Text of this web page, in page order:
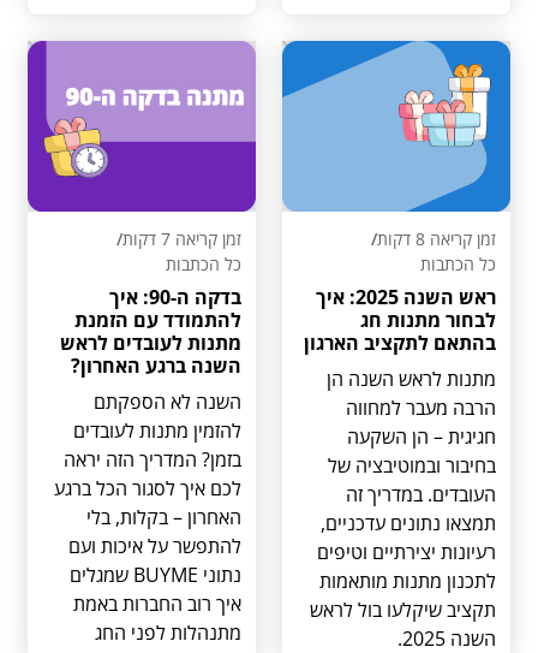
זמן קריאה 8 דקות
/
כל הכתבות
ראש השנה 2025: איך
לבחור מתנות חג
בהתאם לתקציב הארגון
מתנות לראש השנה הן
הרבה מעבר למחווה
חגיגית – הן השקעה
בחיבור ובמוטיבציה של
העובדים. במדריך זה
תמצאו נתונים עדכניים,
רעיונות יצירתיים וטיפים
לתכנון מתנות מותאמות
תקציב שיקלעו בול לראש
השנה 2025.
זמן קריאה 7 דקות
/
כל הכתבות
בדקה ה-90: איך
להתמודד עם הזמנת
מתנות לעובדים לראש
השנה ברגע האחרון?
השנה לא הספקתם
להזמין מתנות לעובדים
בזמן? המדריך הזה יראה
לכם איך לסגור הכל ברגע
האחרון – בקלות, בלי
להתפשר על איכות ועם
נתוני BUYME שמגלים
איך רוב החברות באמת
מתנהלות לפני החג